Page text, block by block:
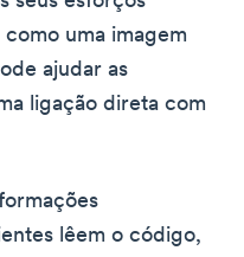
uma imagem
ajudar as
ligação direta com
lêem o código,